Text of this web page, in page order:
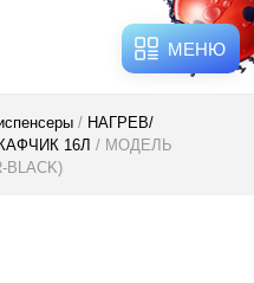
МЕНЮ
/ НАГРЕВ/
16Л / МОДЕЛЬ
BLACK)